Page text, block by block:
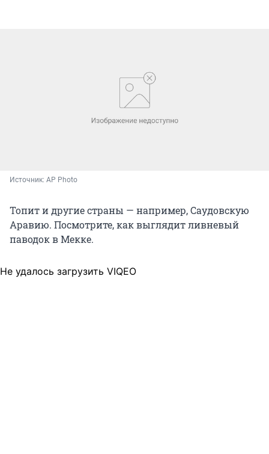
Источник: AP Photo
Топит и другие страны — например, Саудовскую
Аравию. Посмотрите, как выглядит ливневый
паводок в Мекке.
Не удалось загрузить VIQEO